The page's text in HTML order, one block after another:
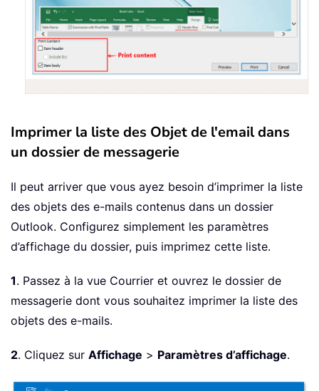
Imprimer la liste des Objet de l'email dans
un dossier de messagerie
Il peut arriver que vous ayez besoin d’imprimer la liste
des objets des e-mails contenus dans un dossier
Outlook. Configurez simplement les paramètres
d’affichage du dossier, puis imprimez cette liste.
1. Passez à la vue Courrier et ouvrez le dossier de
messagerie dont vous souhaitez imprimer la liste des
objets des e-mails.
2. Cliquez sur Affichage > Paramètres d’affichage.